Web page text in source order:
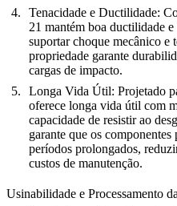
Tenacidade e Ductilidade:
21 mantém boa ductilidade
suportar choque mecânico e
propriedade garante
cargas de impacto.
Longa Vida Útil: Projetado
oferece longa vida útil com
capacidade de resistir ao
garante que os
períodos prolongados,
custos de manutenção.
Usinabilidade e Processamento